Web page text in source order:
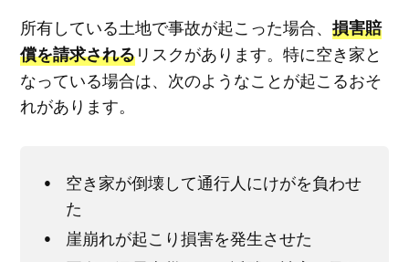
所有している土地で事故が起こった場合、 損害賠
償を請求されるリスクがあります。特に空き家と
なっている場合は、次のようなことが起こるおそ
れがあります。
空き家が倒壊して通行人にけがを負わせ
た
崖崩れが起こり損害を発生させた